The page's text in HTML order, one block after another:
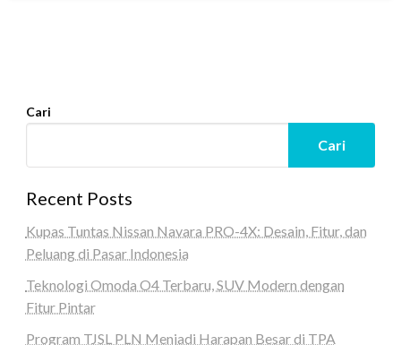
Cari
Cari
Recent Posts
Kupas Tuntas Nissan Navara PRO-4X: Desain, Fitur, dan
Peluang di Pasar Indonesia
Teknologi Omoda O4 Terbaru, SUV Modern dengan
Fitur Pintar
Program TJSL PLN Menjadi Harapan Besar di TPA